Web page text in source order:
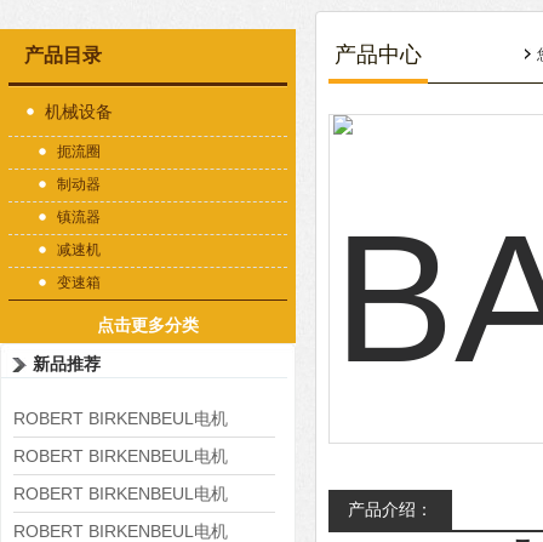
产品目录
机械设备
扼流圈
制动器
镇流器
减速机
变速箱
点击更多分类
新品推荐
ROBERT BIRKENBEUL电机
8APE225M-4-IE3
ROBERT BIRKENBEUL电机
8APE180L-4 IE3
ROBERT BIRKENBEUL电机
8APE160M-6 IE3
ROBERT BIRKENBEUL电机
产品中心
产品介绍：